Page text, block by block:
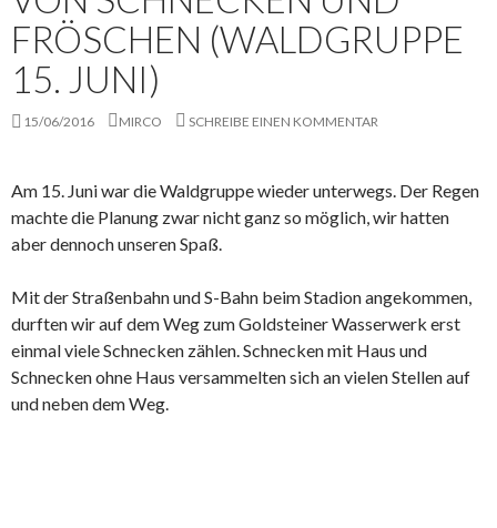
FRÖSCHEN (WALDGRUPPE
15. JUNI)
15/06/2016 MIRCO SCHREIBE EINEN KOMMENTAR
Am 15. Juni war die Waldgruppe wieder unterwegs. Der Regen
machte die Planung zwar nicht ganz so möglich, wir hatten
aber dennoch unseren Spaß.
Mit der Straßenbahn und S-Bahn beim Stadion angekommen,
durften wir auf dem Weg zum Goldsteiner Wasserwerk erst
einmal viele Schnecken zählen. Schnecken mit Haus und
Schnecken ohne Haus versammelten sich an vielen Stellen auf
und neben dem Weg.